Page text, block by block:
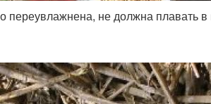
переувлажнена, не должна плавать